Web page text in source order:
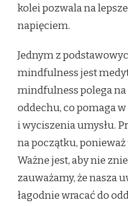
kolei pozwala na
napięciem.
Jednym z
mindfulness jest
mindfulness polega
oddechu, co pomaga
i wyciszenia umysłu.
na początku,
Ważne jest, aby nie
zauważamy, że nasza
łagodnie wracać do